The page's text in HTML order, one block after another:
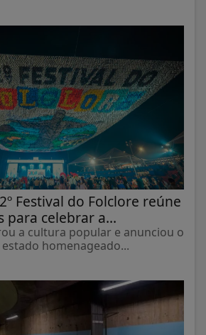
Festival do Folclore reúne
para celebrar a...
a cultura popular e anunciou o
homenageado...